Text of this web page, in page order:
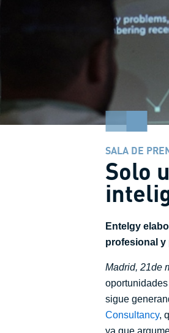
SALA DE
Solo
Entelgy
profesional y
Madrid, 21de
sigue
Consultancy,
ya que